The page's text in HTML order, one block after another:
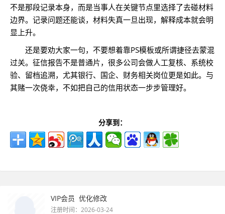
不是那段记录本身，而是当事人在关键节点里选择了去碰材料
边界。记录问题还能谈，材料失真一旦出现，解释成本就会明
显上升。
还是要劝大家一句，不要想着靠PS模板或所谓捷径去蒙混
过关。征信报告不是普通片，很多公司会做人工复核、系统校
验、留档追溯，尤其银行、国企、财务相关岗位更是如此。与
其赌一次侥幸，不如把自己的信用状态一步步管理好。
分享到：
VIP会员 优化修改
注册时间：2026-03-24